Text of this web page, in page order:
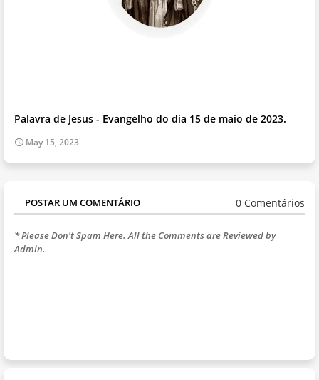
Palavra de Jesus - Evangelho do dia 15 de maio de 2023.
May 15, 2023
POSTAR UM COMENTÁRIO 0 Comentários
* Please Don't Spam Here. All the Comments are Reviewed by
Admin.